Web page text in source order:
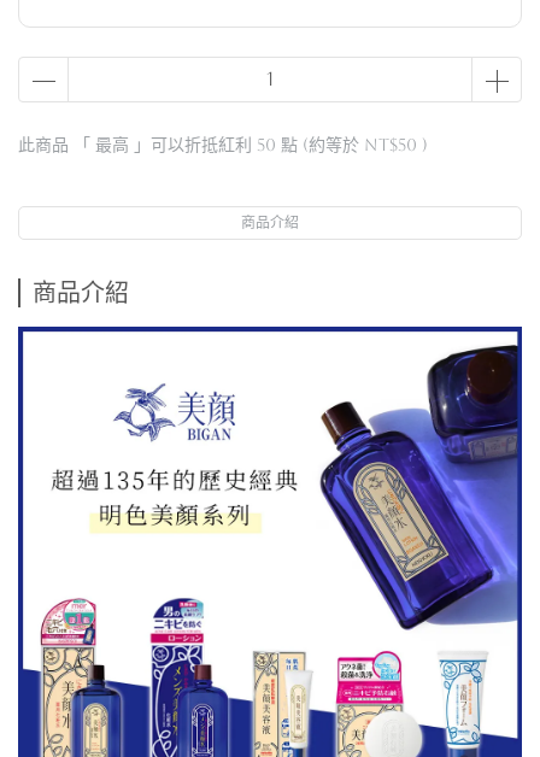
此商品 「 最高 」可以折抵紅利 50 點 (約等於 NT$50 )
商品介紹
商品介紹